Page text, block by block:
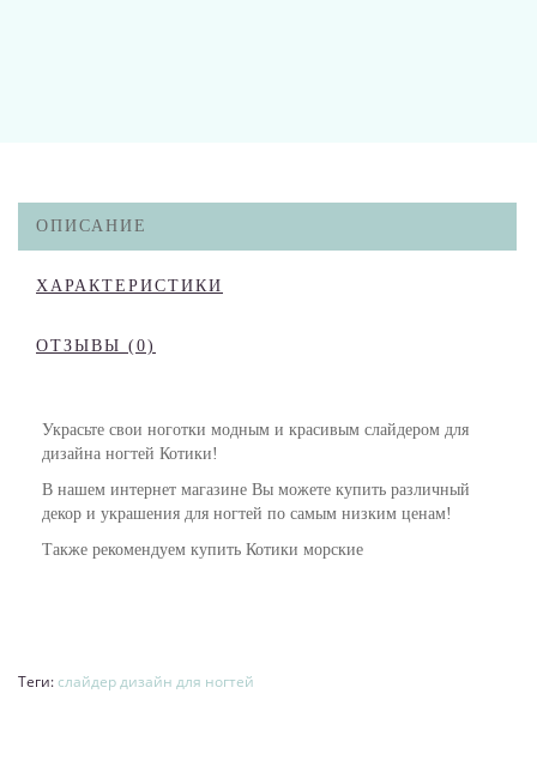
ОПИСАНИЕ
ХАРАКТЕРИСТИКИ
ОТЗЫВЫ (0)
Украсьте свои ноготки модным и красивым слайдером для
дизайна ногтей Котики!
В нашем интернет магазине Вы можете купить различный
декор и украшения для ногтей по самым низким ценам!
Также рекомендуем купить Котики морские
Теги: слайдер дизайн для ногтей